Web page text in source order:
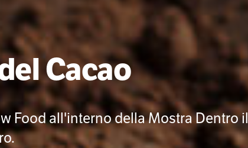
Cacao
Food all'interno della Mostra Dentro il